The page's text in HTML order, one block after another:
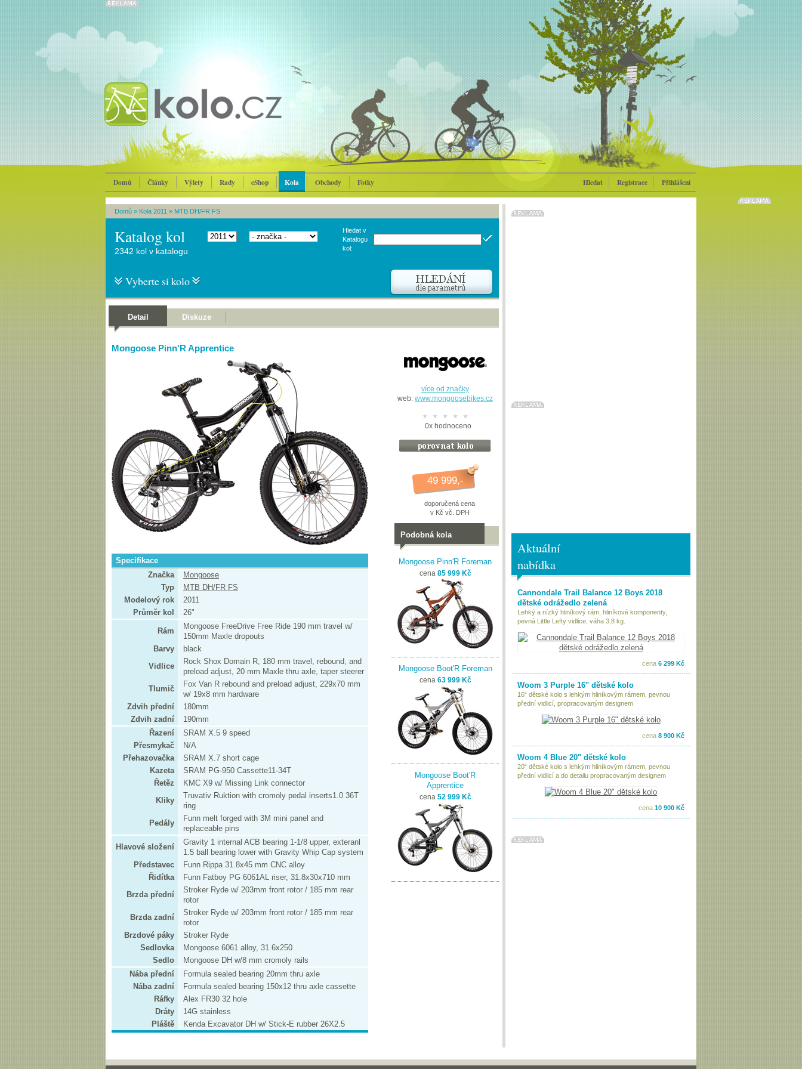
Domů Články Výlety Rady eShop Kola Obchody Fotky Hledat Registrace Přihlášení
Domů » Kola 2011 » MTB DH/FR FS
Katalog kol
Hledat v
Katalogu
kol:
2342 kol v katalogu
Vyberte si kolo
Detail Diskuze
Mongoose Pinn'R Apprentice
Specifikace
Značka
Mongoose
Typ
MTB DH/FR FS
Modelový rok
2011
Průměr kol
26"
Rám
Mongoose FreeDrive Free Ride 190 mm travel w/
150mm Maxle dropouts
Barvy
black
Vidlice
Rock Shox Domain R, 180 mm travel, rebound, and
preload adjust, 20 mm Maxle thru axle, taper steerer
Tlumič
Fox Van R rebound and preload adjust, 229x70 mm
w/ 19x8 mm hardware
Zdvih přední
180mm
Zdvih zadní
190mm
Řazení
SRAM X.5 9 speed
Přesmykač
N/A
Přehazovačka
SRAM X.7 short cage
Kazeta
SRAM PG-950 Cassette11-34T
Řetěz
KMC X9 w/ Missing Link connector
Kliky
Truvativ Ruktion with cromoly pedal inserts1.0 36T
ring
Pedály
Funn melt forged with 3M mini panel and
replaceable pins
Hlavové složení
Gravity 1 internal ACB bearing 1-1/8 upper, exteranl
1.5 ball bearing lower with Gravity Whip Cap system
Představec
Funn Rippa 31.8x45 mm CNC alloy
Řidítka
Funn Fatboy PG 6061AL riser, 31.8x30x710 mm
Brzda přední
Stroker Ryde w/ 203mm front rotor / 185 mm rear
rotor
Brzda zadní
Stroker Ryde w/ 203mm front rotor / 185 mm rear
rotor
Brzdové páky
Stroker Ryde
Sedlovka
Mongoose 6061 alloy, 31.6x250
Sedlo
Mongoose DH w/8 mm cromoly rails
Nába přední
Formula sealed bearing 20mm thru axle
Nába zadní
Formula sealed bearing 150x12 thru axle cassette
Ráfky
Alex FR30 32 hole
Dráty
14G stainless
Pláště
Kenda Excavator DH w/ Stick-E rubber 26X2.5
více od značky
web: www.mongoosebikes.cz
0xhodnoceno
49 999,-
doporučená cena
v Kč vč. DPH
Podobná kola
Mongoose Pinn'R Foreman
cena 85 999 Kč
Mongoose Boot'R Foreman
cena 63 999 Kč
Mongoose Boot'R
Apprentice
cena 52 999 Kč
Aktuální
nabídka
Cannondale Trail Balance 12 Boys 2018
dětské odrážedlo zelená
Lehký a nízký hliníkový rám, hliníkové komponenty,
pevná Little Lefty vidlice, váha 3,8 kg.
cena 6 299 Kč
Woom 3 Purple 16" dětské kolo
16“ dětské kolo s lehkým hliníkovým rámem, pevnou
přední vidlicí, propracovaným designem
cena 8 900 Kč
Woom 4 Blue 20" dětské kolo
20“ dětské kolo s lehkým hliníkovým rámem, pevnou
přední vidlicí a do detailu propracovaným designem
cena 10 900 Kč